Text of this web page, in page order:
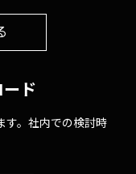
ド
す。社内での検討時